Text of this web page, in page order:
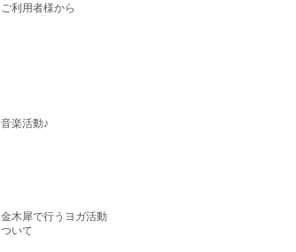
ご利用者様から
音楽活動♪
金木犀で行うヨガ活動に
ついて